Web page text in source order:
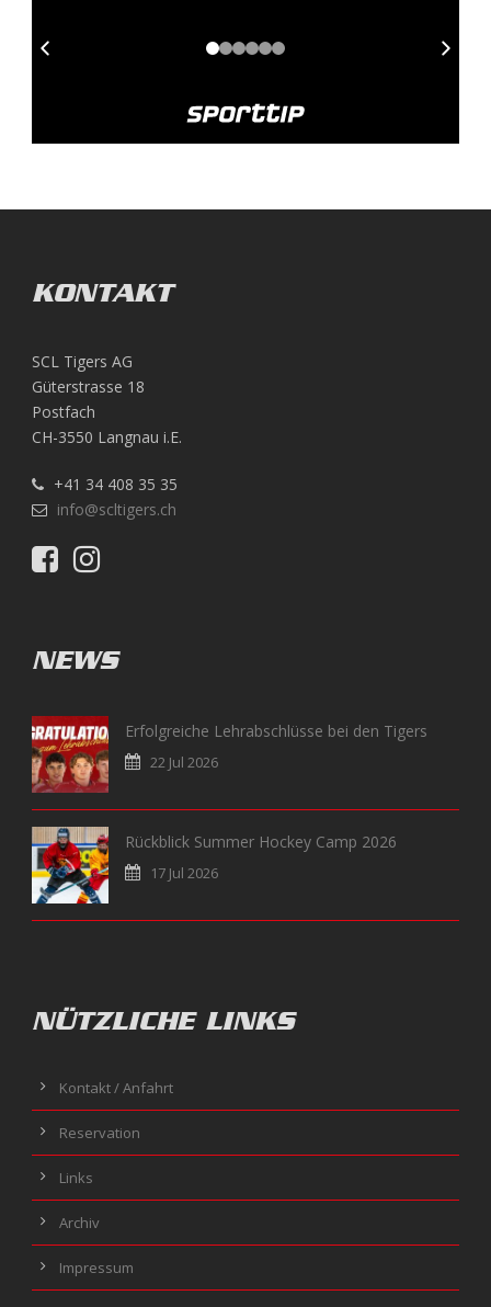
KONTAKT
SCL Tigers AG
Güterstrasse 18
Postfach
CH-3550 Langnau i.E.
+41 34 408 35 35
info@scltigers.ch
NEWS
Erfolgreiche Lehrabschlüsse bei den Tigers
22 Jul 2026
Rückblick Summer Hockey Camp 2026
17 Jul 2026
NÜTZLICHE LINKS
Kontakt / Anfahrt
Reservation
Links
Archiv
Impressum